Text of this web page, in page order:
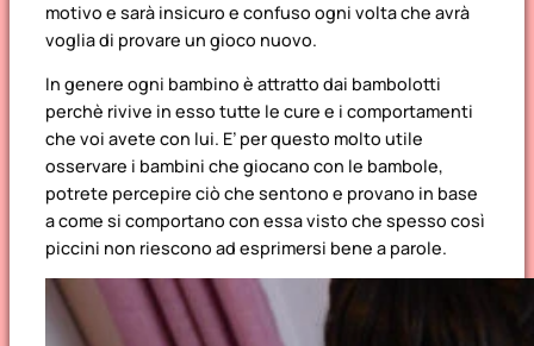
motivo e sarà insicuro e confuso ogni volta che avrà
voglia di provare un gioco nuovo.
In genere ogni bambino è attratto dai bambolotti
perchè rivive in esso tutte le cure e i comportamenti
che voi avete con lui. E’ per questo molto utile
osservare i bambini che giocano con le bambole,
potrete percepire ciò che sentono e provano in base
a come si comportano con essa visto che spesso così
piccini non riescono ad esprimersi bene a parole.